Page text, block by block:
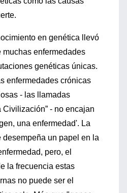
en genética llevó
enfermedades
genéticas únicas.
enfermedades crónicas
- las llamadas
Civilización” - no encajan
una enfermedad'. La
un papel en la
pero, el
la frecuencia estas
no puede ser el